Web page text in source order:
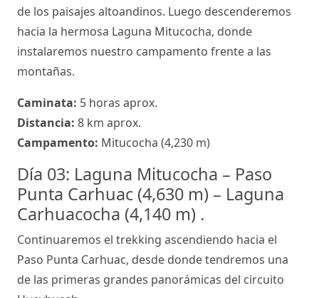
de los paisajes altoandinos. Luego descenderemos
hacia la hermosa Laguna Mitucocha, donde
instalaremos nuestro campamento frente a las
montañas.
Caminata: 5 horas aprox.
Distancia: 8 km aprox.
Campamento: Mitucocha (4,230 m)
Día 03: Laguna Mitucocha – Paso
Punta Carhuac (4,630 m) – Laguna
Carhuacocha (4,140 m) .
Continuaremos el trekking ascendiendo hacia el
Paso Punta Carhuac, desde donde tendremos una
de las primeras grandes panorámicas del circuito